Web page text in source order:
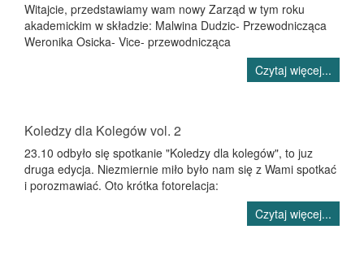
Witajcie, przedstawiamy wam nowy Zarząd w tym roku
akademickim w składzie: Malwina Dudzic- Przewodnicząca
Weronika Osicka- Vice- przewodnicząca
Czytaj więcej...
Koledzy dla Kolegów vol. 2
23.10 odbyło się spotkanie "Koledzy dla kolegów", to juz
druga edycja. Niezmiernie miło było nam się z Wami spotkać
i porozmawiać. Oto krótka fotorelacja:
Czytaj więcej...